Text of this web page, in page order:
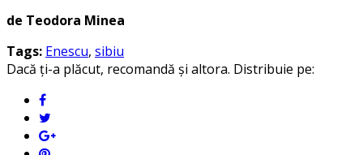
de Teodora Minea
Tags: Enescu, sibiu
Dacă ți-a plăcut, recomandă și altora. Distribuie pe: